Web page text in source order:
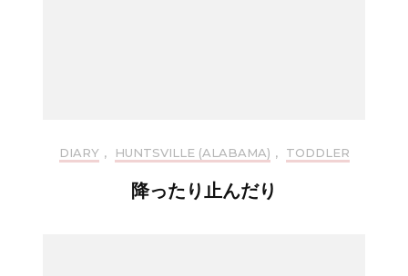
DIARY , HUNTSVILLE (ALABAMA) , TODDLER
降ったり止んだり